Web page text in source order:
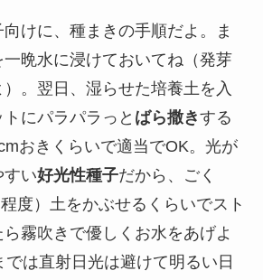
けに、種まきの手順だよ。ま
晩水に浸けておいてね（発芽
。翌日、湿らせた培養土を入
にパラパラっと ばら撒きする
おきくらいで適当でOK。光が
すい好光性種子だから、ごく
度）土をかぶせるくらいでスト
霧吹きで優しくお水をあげよ
は直射日光は避けて明るい日